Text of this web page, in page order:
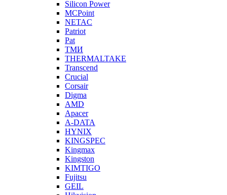
Silicon Power
MCPoint
NETAC
Patriot
Pat
ТМИ
THERMALTAKE
Transcend
Crucial
Corsair
Digma
AMD
Apacer
A-DATA
HYNIX
KINGSPEC
Kingmax
Kingston
KIMTIGO
Fujitsu
GEIL